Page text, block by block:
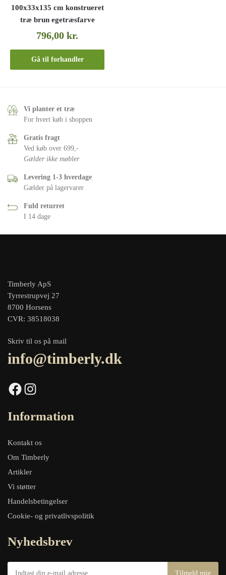
100x33x135 cm konstrueret
træ brun egetræsfarve
796,00kr.
Gå til forhandler
Vi planter et træ
For hvert køb i shoppen
Gratis fragt
Ved køb over 699,-
Gælder ikke møbler
Levering 1-3 hverdage
Gælder på lagervarer
Fuld returret
I 14 dage
Timberly ApS
Tyrrestrupvej 27
8700 Horsens
CVR: 38518038
Skriv til os på mail
info@timberly.dk
Facebook Instagram
Information
Kontakt os
Om Timberly
Artikler
Vi støtter
Handelsbetingelser
Cookie- og privatlivspolitik
Nyhedsbrev